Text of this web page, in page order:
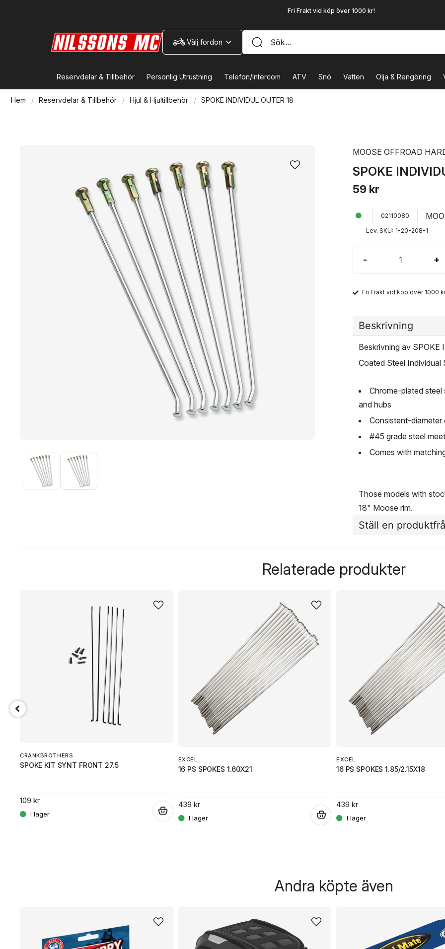
Fri Frakt vid köp över 1000 kr!
Välj fordon
Reservdelar & Tillbehör Personlig Utrustning Telefon/Intercom ATV Snö Vatten Olja & Rengöring
Hem Reservdelar & Tillbehör Hjul & Hjultillbehör SPOKE INDIVIDUL OUTER 18
MOOSE OFFROAD
SPOKE
59 kr
02110080
Lev. SKU: 1-20-208-1
- +
Fri Frakt vid köp över 1000
Beskrivning
Beskrivning av SPOKE
Coated Steel Individual
Chrome-plated
and hubs
Consistent-
#45 grade steel
Comes with
Those models with
18" Moose rim.
Ställ en
Ja, ni får publicera
Relaterade produkter
CRANKBROTHERS
SPOKE KIT SYNT FRONT 27.5
109 kr
EXCEL
16 PS SPOKES 1.60X21
439 kr
EXCEL
16 PS SPOKES 1.85/2.15X18
439 kr
Andra köpte även